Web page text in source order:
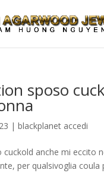
sposo
|blackplanet accedi
anche mi eccito
per qualsivoglia